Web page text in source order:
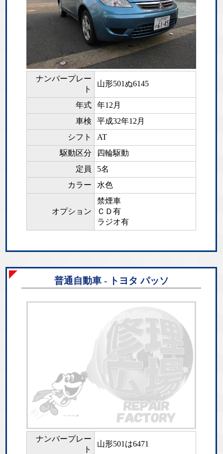
ナンバープレー
ト
山形501ぬ6145
年式
年12月
車検
平成32年12月
シフト
AT
駆動区分
四輪駆動
定員
5名
カラー
水色
オプション
禁煙車
ＣＤ有
ラジオ有
普通自動車 - トヨタ パッソ
ナンバープレー
ト
山形501は6471